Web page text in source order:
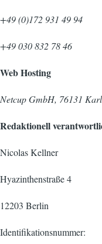
+49 (0)172 931 49 94
+49 030 832 78 46
Web Hosting
Netcup GmbH, 76131
Redaktionell
Nicolas Kellner
Hyazinthenstraße 4
12203 Berlin
Identifikationsnummer: